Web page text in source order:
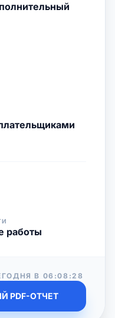
работы
В 06:08:28
PDF-ОТЧЕТ